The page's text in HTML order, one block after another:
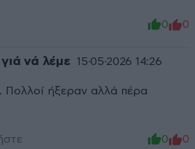
0 0
γιά νά λέμε 15·05·2026 14:26
ήξεραν αλλά πέρα
0 0